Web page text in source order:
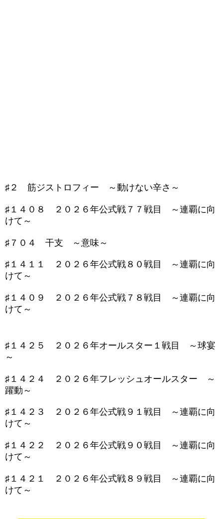
♯２ 筋ジストロフィー ～動けない辛さ～
♯１４０８ ２０２６年公式戦７７戦目 ～連覇に向
けて～
♯７０４ 干支 ～意味～
♯１４１１ ２０２６年公式戦８０戦目 ～連覇に向
けて～
♯１４０９ ２０２６年公式戦７８戦目 ～連覇に向
けて～
♯１４２５ ２０２６年オールスター１戦目 ～球宴
～
♯１４２４ ２０２６年フレッシュオールスター ～
躍動～
♯１４２３ ２０２６年公式戦９１戦目 ～連覇に向
けて～
♯１４２２ ２０２６年公式戦９０戦目 ～連覇に向
けて～
♯１４２１ ２０２６年公式戦８９戦目 ～連覇に向
けて～